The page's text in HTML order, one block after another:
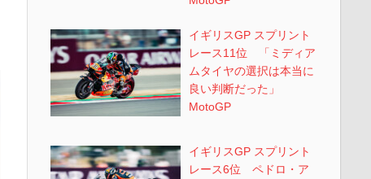
イギリスGP スプリント
レース11位 「ミディア
ムタイヤの選択は本当に
良い判断だった」
MotoGP
イギリスGP スプリント
レース6位 ペドロ・ア